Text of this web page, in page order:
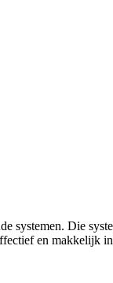
Die
en makkelijk